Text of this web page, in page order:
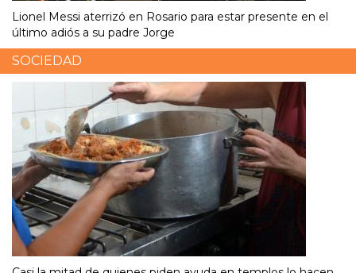
Lionel Messi aterrizó en Rosario para estar presente en el
último adiós a su padre Jorge
SOCIEDAD